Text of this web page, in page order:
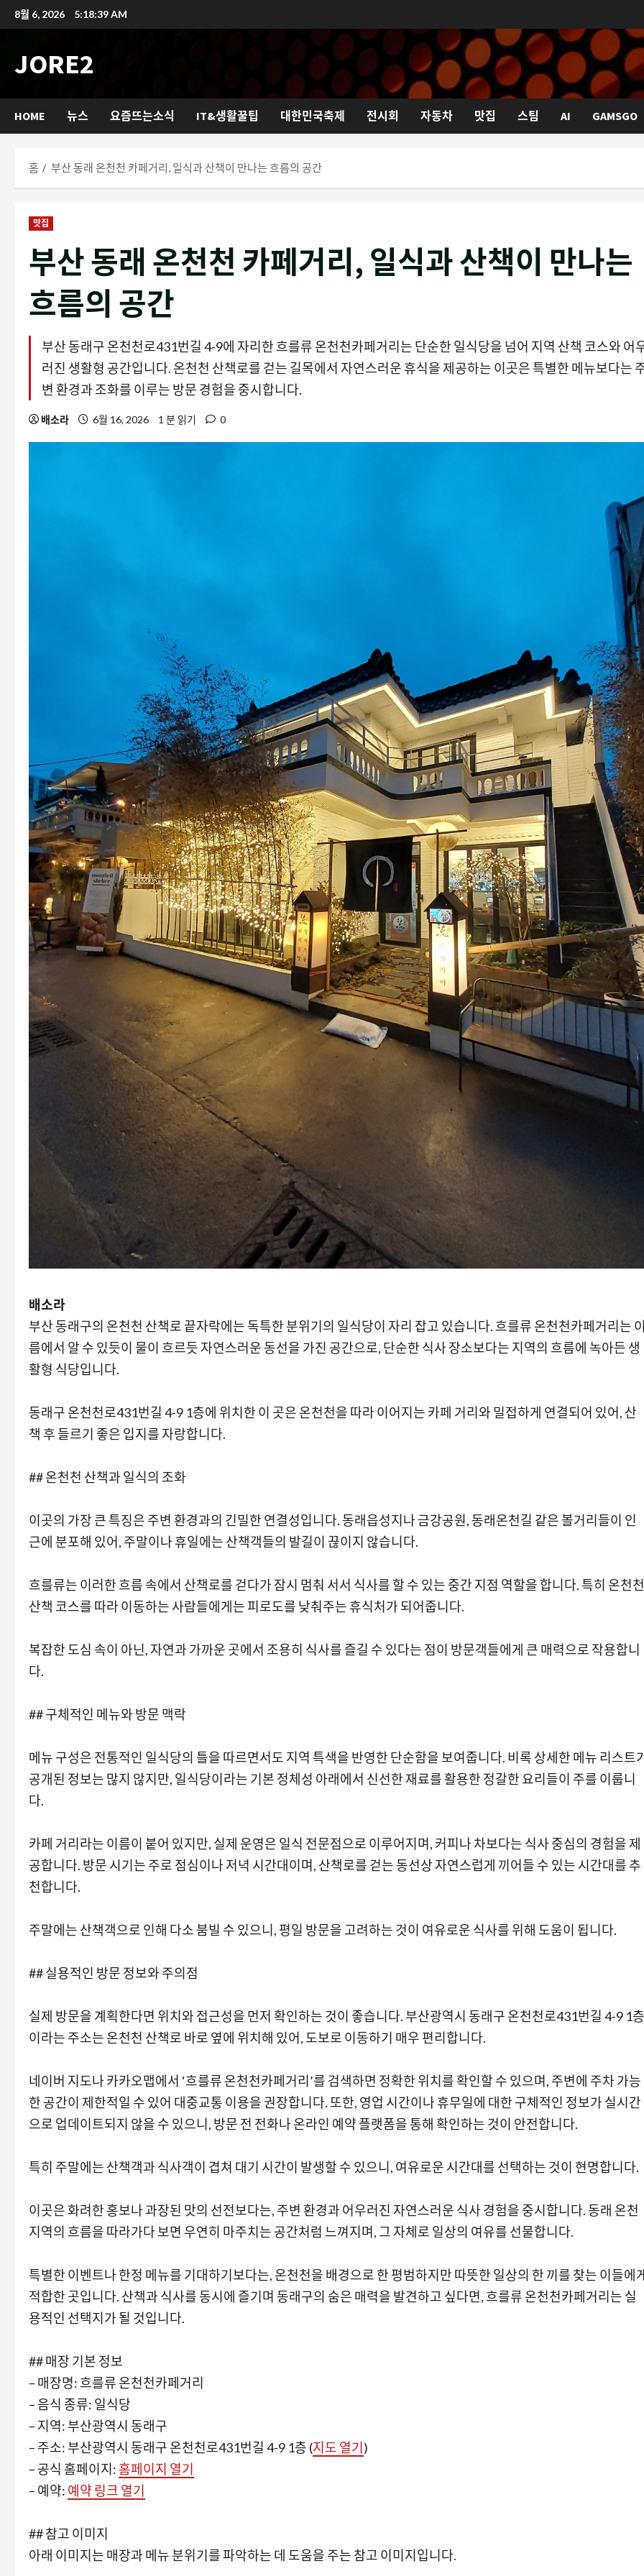
텐
8월 6, 2026 5:18:41 AM
JORE2
HOME 뉴스 요즘뜨는소식 IT&생활꿀팁 대한민국축제 전시회 자동차 맛집 스팀 AI GAMSGO
홈 부산 동래 온천천 카페거리, 일식과 산책이 만나는 흐름의 공간
맛집
부산 동래 온천천 카페거리, 일식과 산책이 만나는
흐름의 공간
부산 동래구 온천천로431번길 4-9에 자리한 흐를류 온천천카페거리는 단순한 일식당을 넘어 지역 산책 코스와 어
러진 생활형 공간입니다. 온천천 산책로를 걷는 길목에서 자연스러운 휴식을 제공하는 이곳은 특별한 메뉴보다는
변 환경과 조화를 이루는 방문 경험을 중시합니다.
배소라 6월 16, 2026 1 분 읽기 0
배소라
부산 동래구의 온천천 산책로 끝자락에는 독특한 분위기의 일식당이 자리 잡고 있습니다. 흐를류 온천천카페거리는
름에서 알 수 있듯이 물이 흐르듯 자연스러운 동선을 가진 공간으로, 단순한 식사 장소보다는 지역의 흐름에 녹아든 생
활형 식당입니다.
동래구 온천천로431번길 4-9 1층에 위치한 이 곳은 온천천을 따라 이어지는 카페 거리와 밀접하게 연결되어 있어, 산
책 후 들르기 좋은 입지를 자랑합니다.
## 온천천 산책과 일식의 조화
이곳의 가장 큰 특징은 주변 환경과의 긴밀한 연결성입니다. 동래읍성지나 금강공원, 동래온천길 같은 볼거리들이 인
근에 분포해 있어, 주말이나 휴일에는 산책객들의 발길이 끊이지 않습니다.
흐를류는 이러한 흐름 속에서 산책로를 걷다가 잠시 멈춰 서서 식사를 할 수 있는 중간 지점 역할을 합니다. 특히 온천천
산책 코스를 따라 이동하는 사람들에게는 피로도를 낮춰주는 휴식처가 되어줍니다.
복잡한 도심 속이 아닌, 자연과 가까운 곳에서 조용히 식사를 즐길 수 있다는 점이 방문객들에게 큰 매력으로 작용합니
다.
## 구체적인 메뉴와 방문 맥락
메뉴 구성은 전통적인 일식당의 틀을 따르면서도 지역 특색을 반영한 단순함을 보여줍니다. 비록 상세한 메뉴 리스트
공개된 정보는 많지 않지만, 일식당이라는 기본 정체성 아래에서 신선한 재료를 활용한 정갈한 요리들이 주를 이룹니
다.
카페 거리라는 이름이 붙어 있지만, 실제 운영은 일식 전문점으로 이루어지며, 커피나 차보다는 식사 중심의 경험을 제
공합니다. 방문 시기는 주로 점심이나 저녁 시간대이며, 산책로를 걷는 동선상 자연스럽게 끼어들 수 있는 시간대를 추
천합니다.
주말에는 산책객으로 인해 다소 붐빌 수 있으니, 평일 방문을 고려하는 것이 여유로운 식사를 위해 도움이 됩니다.
## 실용적인 방문 정보와 주의점
실제 방문을 계획한다면 위치와 접근성을 먼저 확인하는 것이 좋습니다. 부산광역시 동래구 온천천로431번길 4-9 1층
이라는 주소는 온천천 산책로 바로 옆에 위치해 있어, 도보로 이동하기 매우 편리합니다.
네이버 지도나 카카오맵에서 ‘흐를류 온천천카페거리’를 검색하면 정확한 위치를 확인할 수 있으며, 주변에 주차 가능
한 공간이 제한적일 수 있어 대중교통 이용을 권장합니다. 또한, 영업 시간이나 휴무일에 대한 구체적인 정보가 실시간
으로 업데이트되지 않을 수 있으니, 방문 전 전화나 온라인 예약 플랫폼을 통해 확인하는 것이 안전합니다.
특히 주말에는 산책객과 식사객이 겹쳐 대기 시간이 발생할 수 있으니, 여유로운 시간대를 선택하는 것이 현명합니다.
이곳은 화려한 홍보나 과장된 맛의 선전보다는, 주변 환경과 어우러진 자연스러운 식사 경험을 중시합니다. 동래 온천
지역의 흐름을 따라가다 보면 우연히 마주치는 공간처럼 느껴지며, 그 자체로 일상의 여유를 선물합니다.
특별한 이벤트나 한정 메뉴를 기대하기보다는, 온천천을 배경으로 한 평범하지만 따뜻한 일상의 한 끼를 찾는 이들에
적합한 곳입니다. 산책과 식사를 동시에 즐기며 동래구의 숨은 매력을 발견하고 싶다면, 흐를류 온천천카페거리는 실
용적인 선택지가 될 것입니다.
## 매장 기본 정보
– 매장명: 흐를류 온천천카페거리
– 음식 종류: 일식당
– 지역: 부산광역시 동래구
– 주소: 부산광역시 동래구 온천천로431번길 4-9 1층 (지도 열기 )
– 공식 홈페이지:홈페이지 열기
– 예약: 예약 링크 열기
## 참고 이미지
아래 이미지는 매장과 메뉴 분위기를 파악하는 데 도움을 주는 참고 이미지입니다.